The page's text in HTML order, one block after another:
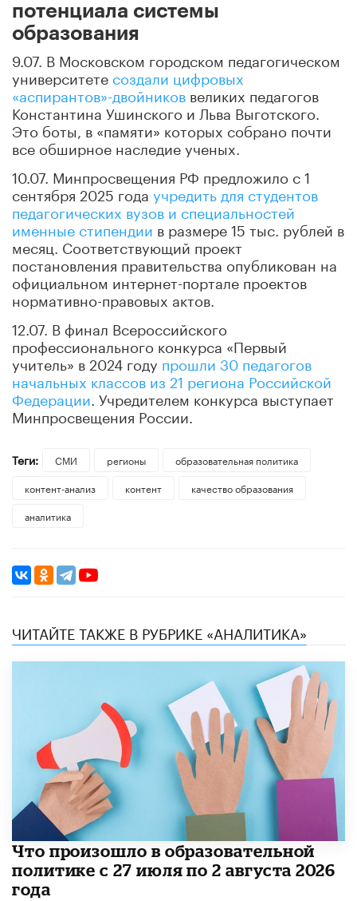
потенциала системы
образования
9.07. В Московском городском педагогическом
университете создали цифровых
«аспирантов»-двойников великих педагогов
Константина Ушинского и Льва Выготского.
Это боты, в «памяти» которых собрано почти
все обширное наследие ученых.
10.07. Минпросвещения РФ предложило с 1
сентября 2025 года учредить для студентов
педагогических вузов и специальностей
именные стипендии в размере 15 тыс. рублей в
месяц. Соответствующий проект
постановления правительства опубликован на
официальном интернет-портале проектов
нормативно-правовых актов.
12.07. В финал Всероссийского
профессионального конкурса «Первый
учитель» в 2024 году прошли 30 педагогов
начальных классов из 21 региона Российской
Федерации . Учредителем конкурса выступает
Минпросвещения России.
Теги: СМИ регионы
образовательная политика
контент-анализ
контент
качество образования
аналитика
ЧИТАЙТЕ ТАКЖЕ В РУБРИКЕ «АНАЛИТИКА»
​Что произошло в образовательной
политике с 27 июля по 2 августа 2026
года